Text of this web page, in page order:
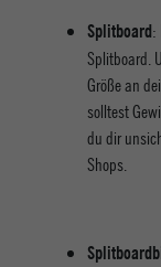
Splitboard:
Splitboard.
Größe an
solltest
du dir
Shops.